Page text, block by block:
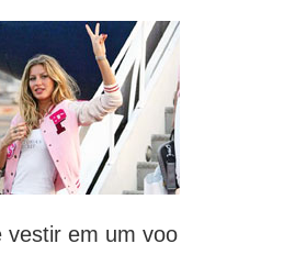
vestir em um voo